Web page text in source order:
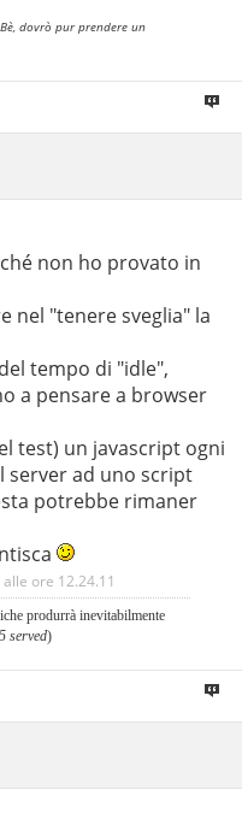
dovrò pur prendere un
non ho provato in
nel "tenere sveglia" la
tempo di "idle",
a pensare a browser
test) un javascript ogni
server ad uno script
potrebbe rimaner
ore 12.24.11
produrrà inevitabilmente
5 served)